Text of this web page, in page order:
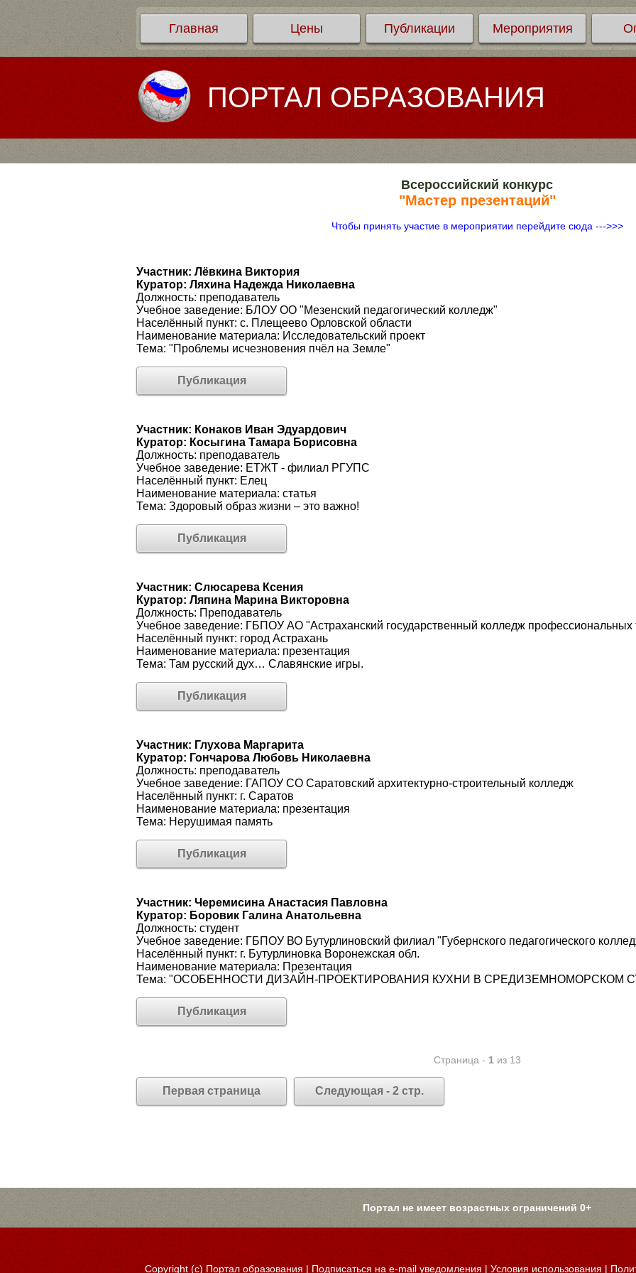
Главная Цены Публикации Мероприятия
ПОРТАЛ ОБРАЗОВАНИЯ
Всероссийский конкурс
"Мастер презентаций"
Чтобы принять участие в мероприятии перейдите сюда --->>>
Участник: Лёвкина Виктория
Куратор: Ляхина Надежда Николаевна
Должность: преподаватель
Учебное заведение: БЛОУ ОО "Мезенский педагогический колледж"
Населённый пункт: с. Плещеево Орловской области
Наименование материала: Исследовательский проект
Тема: "Проблемы исчезновения пчёл на Земле"
Публикация
Участник: Конаков Иван Эдуардович
Куратор: Косыгина Тамара Борисовна
Должность: преподаватель
Учебное заведение: ЕТЖТ - филиал РГУПС
Населённый пункт: Елец
Наименование материала: статья
Тема: Здоровый образ жизни – это важно!
Публикация
Участник: Слюсарева Ксения
Куратор: Ляпина Марина Викторовна
Должность: Преподаватель
Учебное заведение: ГБПОУ АО "Астраханский государственный колледж профессиональных
Населённый пункт: город Астрахань
Наименование материала: презентация
Тема: Там русский дух… Славянские игры.
Публикация
Участник: Глухова Маргарита
Куратор: Гончарова Любовь Николаевна
Должность: преподаватель
Учебное заведение: ГАПОУ СО Саратовский архитектурно-строительный колледж
Населённый пункт: г. Саратов
Наименование материала: презентация
Тема: Нерушимая память
Публикация
Участник: Черемисина Анастасия Павловна
Куратор: Боровик Галина Анатольевна
Должность: студент
Учебное заведение: ГБПОУ ВО Бутурлиновский филиал "Губернского педагогического
Населённый пункт: г. Бутурлиновка Воронежская обл.
Наименование материала: Презентация
Тема: "ОСОБЕННОСТИ ДИЗАЙН-ПРОЕКТИРОВАНИЯ КУХНИ В СРЕДИЗЕМНОМОРСКОМ
Публикация
Страница - 1 из 13
Первая страница Следующая - 2 стр.
Портал не имеет возрастных ограничений 0+
Copyright (c) Портал образования | Подписаться на e-mail уведомления |Условия использования |